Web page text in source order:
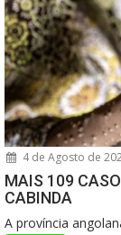
4 de Agosto de
MAIS 109
CABINDA
A província